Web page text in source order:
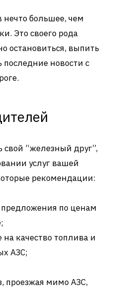
большее, чем
Это своего рода
остановиться, выпить
новости с
свой “железный друг”,
услуг вашей
рекомендации:
по ценам
качество топлива и
АЗС;
проезжая мимо АЗС,